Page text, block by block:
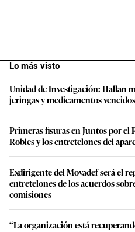
Lo más visto
Unidad de Investigación: Hallan
jeringas y medicamentos
Primeras fisuras en Juntos por el
Robles y los entretelones del
Exdirigente del Movadef será el
entretelones de los acuerdos
comisiones
“La organización está